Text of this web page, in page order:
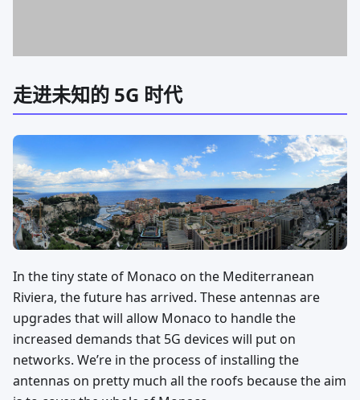
走进未知的 5G 时代
In the tiny state of Monaco on the Mediterranean
Riviera, the future has arrived. These antennas are
upgrades that will allow Monaco to handle the
increased demands that 5G devices will put on
networks. We’re in the process of installing the
antennas on pretty much all the roofs because the aim